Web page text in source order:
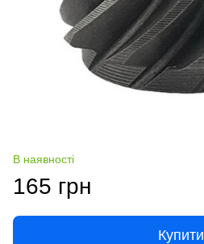
В наявності
165 грн
Купити